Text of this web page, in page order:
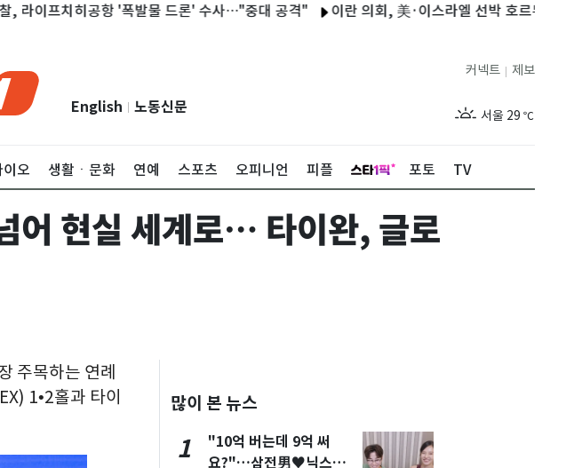
치히공항 '폭발물 드론' 수사…"중대 공격" 이란 의회, 美·이스라엘 선박 호르무즈 통행금지
English 노동신문
제보
커넥트
서울 29 ℃
이오 생활ㆍ문화 연예 스포츠 오피니언 피플 포토 TV
현실 세계로… 타이완, 글로
주목하는 연례
1•2홀과 타이
많이 본 뉴스
1
"10억 버는데 9억 써
요?"…삼전男♥닉스女